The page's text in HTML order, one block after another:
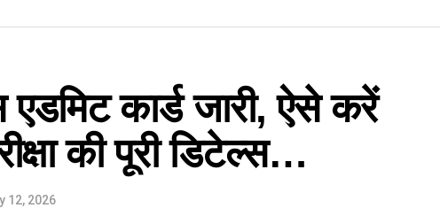
एडमिट कार्ड जारी, ऐसे करें
की पूरी डिटेल्स…
12, 2026